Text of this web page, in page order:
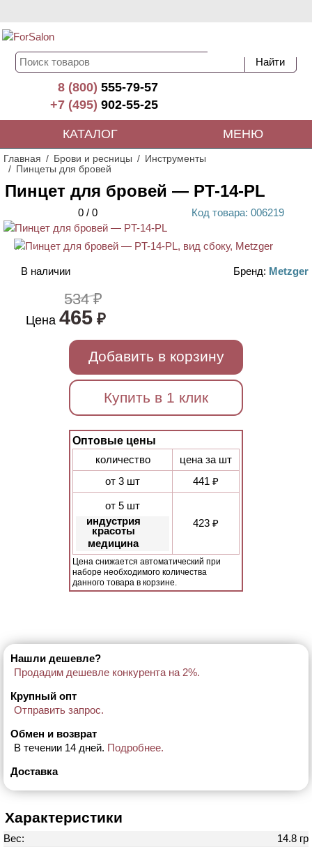
8 (800)555-79-57
+7 (495)902-55-25
КАТАЛОГ МЕНЮ
Главная Брови и ресницы
Инструменты
Пинцеты для бровей
Пинцет для бровей — PT-14-PL
0 / 0 Код товара: 006219
АКЦИЯ
В наличии Бренд: Metzger
534 ₽
Цена 465₽
Добавить в корзину
Купить в 1 клик
Оптовые цены
количество
цена за шт
от 3 шт
441 ₽
от 5 шт
индустрия
красоты
медицина
423 ₽
Цена снижается автоматический при
наборе необходимого количества
данного товара в корзине.
Нашли дешевле?
Продадим дешевле конкурента на 2%.
Крупный опт
Отправить запрос.
Обмен и возврат
В течении 14 дней. Подробнее.
Доставка
Характеристики
Вес:
14.8 гр